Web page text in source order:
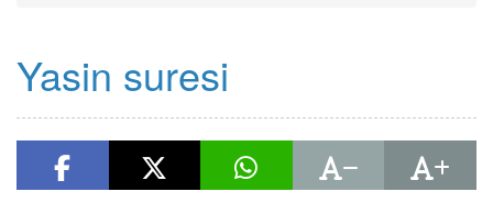
Yasin suresi